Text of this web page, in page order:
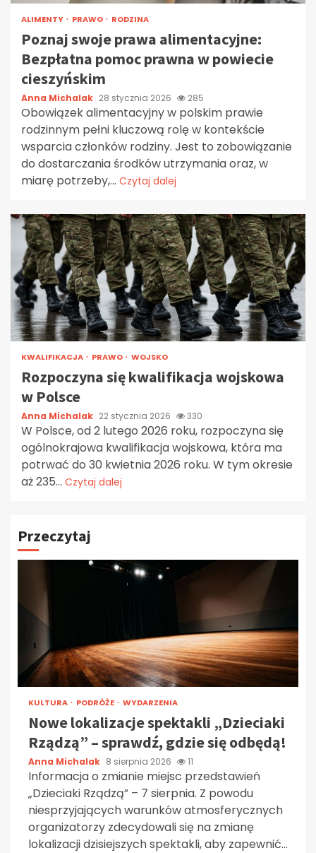
ALIMENTY PRAWO RODZINA
Poznaj swoje prawa alimentacyjne:
Bezpłatna pomoc prawna w powiecie
cieszyńskim
Anna Michalak 28 stycznia 2026 285
Obowiązek alimentacyjny w polskim prawie
rodzinnym pełni kluczową rolę w kontekście
wsparcia członków rodziny. Jest to zobowiązanie
do dostarczania środków utrzymania oraz, w
miarę potrzeby,... Czytaj dalej
KWALIFIKACJA PRAWO WOJSKO
Rozpoczyna się kwalifikacja wojskowa
w Polsce
Anna Michalak 22 stycznia 2026 330
W Polsce, od 2 lutego 2026 roku, rozpoczyna się
ogólnokrajowa kwalifikacja wojskowa, która ma
potrwać do 30 kwietnia 2026 roku. W tym okresie
aż 235... Czytaj dalej
Przeczytaj
KULTURA PODRÓŻE WYDARZENIA
Nowe lokalizacje spektakli „Dzieciaki
Rządzą” – sprawdź, gdzie się odbędą!
Anna Michalak 8 sierpnia 2026 11
Informacja o zmianie miejsc przedstawień
„Dzieciaki Rządzą” – 7 sierpnia. Z powodu
niesprzyjających warunków atmosferycznych
organizatorzy zdecydowali się na zmianę
lokalizacji dzisiejszych spektakli, aby zapewnić...